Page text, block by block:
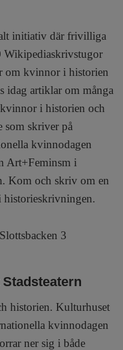
initiativ där frivilliga
Wikipediaskrivstugor
om kvinnor i historien
idag artiklar om många
i historien och
som skriver på
kvinnodagen
Art+Feminsm i
Kom och skriv om en
historieskrivningen.
3
historien. Kulturhuset
kvinnodagen
ner sig i både